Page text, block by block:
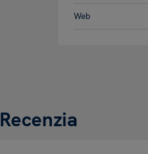
Web
Recenzia